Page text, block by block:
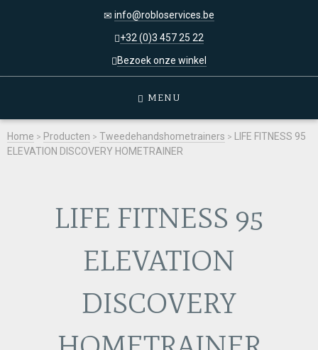
info@robloservices.be
+32 (0)3 457 25 22
Bezoek onze winkel
MENU
Home > Producten > Tweedehandshometrainers > LIFE FITNESS 95
ELEVATION DISCOVERY HOMETRAINER
LIFE FITNESS 95
ELEVATION
DISCOVERY